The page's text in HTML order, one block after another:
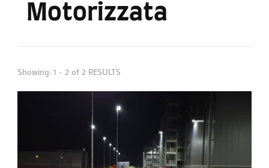
Motorizzata
Showing: 1 - 2 of 2 RESULTS